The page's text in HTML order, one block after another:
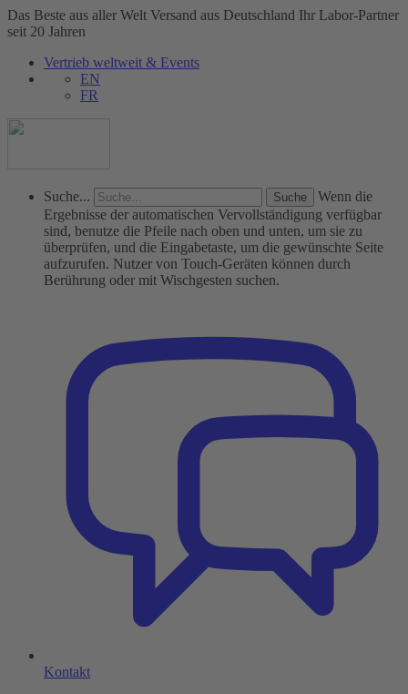
Das Beste aus aller Welt Versand aus Deutschland Ihr Labor-Partner
seit 20 Jahren
Vertrieb weltweit & Events
EN
FR
Suche...
Wenn die
Ergebnisse der automatischen Vervollständigung verfügbar
sind, benutze die Pfeile nach oben und unten, um sie zu
überprüfen, und die Eingabetaste, um die gewünschte Seite
aufzurufen. Nutzer von Touch-Geräten können durch
Berührung oder mit Wischgesten suchen.
Kontakt